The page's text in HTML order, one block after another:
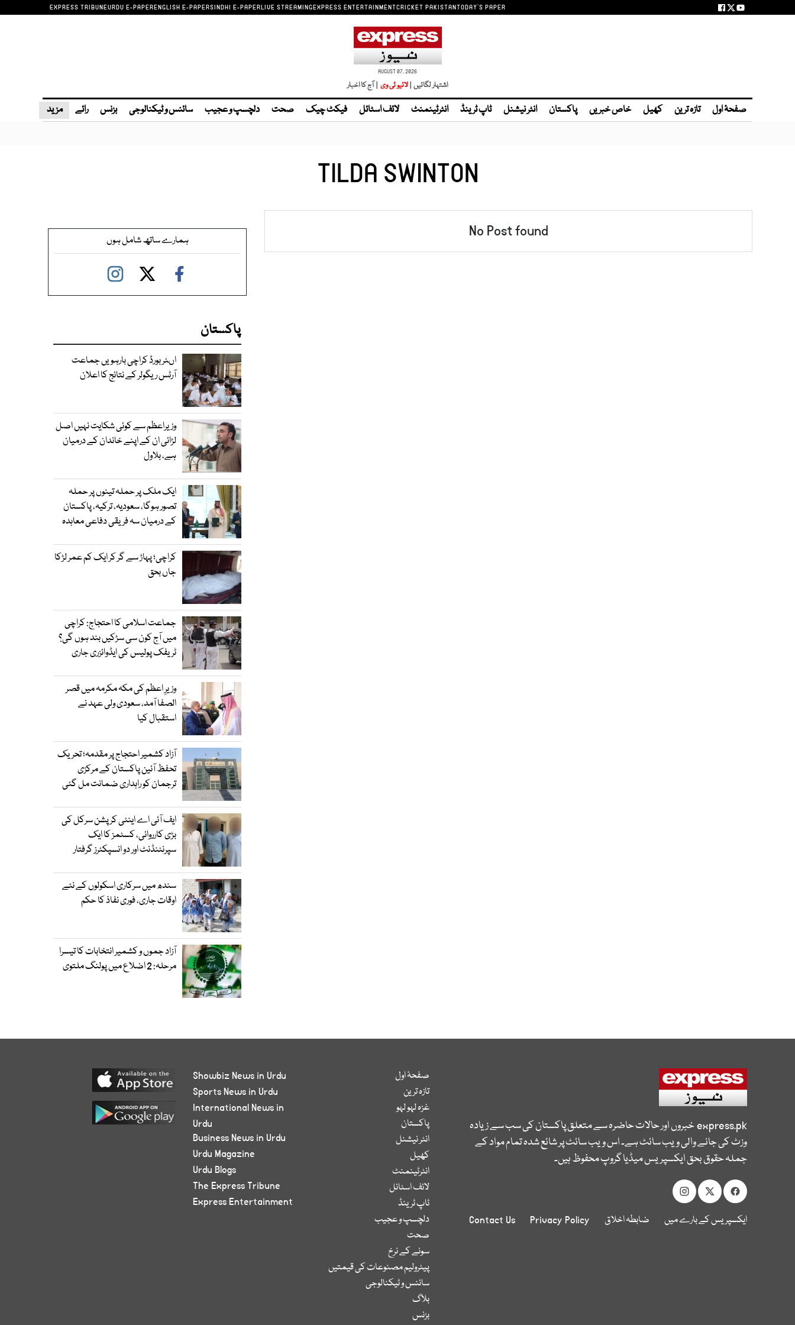
EXPRESS TRIBUNEURDU E-PAPERENGLISH E-PAPERSINDHI E-PAPERLIVE STREAMINGEXPRESS ENTERTAINMENTCRICKET PAKISTANTODAY'S PAPER
AUGUST 07, 2026
اشتہار لگائیں | | آج کا اخبار
صفحۂ اول تازہ ترین کھیل خاص خبریں پاکستان انٹر نیشنل ٹاپ ٹرینڈ انٹرٹینمنٹ لائف اسٹائل فیکٹ چیک صحت دلچسپ و عجیب سائنس و ٹیکنالوجی بزنس رائے مزید
TILDA SWINTON
No Post found ہمارے ساتھ شامل ہوں
پاکستان
اںٹر بورڈ کراچی بارہویں جماعت
آرٹس ریگولر کے نتائج کا اعلان
وزیراعظم سے کوئی شکایت نہیں اصل
لڑائی ان کے اپنے خاندان کے درمیان
ہے، بلاول
ایک ملک پر حملہ تینوں پر حملہ
تصور ہوگا، سعودیہ، ترکیہ، پاکستان
کے درمیان سہ فریقی دفاعی معاہدہ
کراچی؛ پہاڑ سے گر کر ایک کم عمر لڑکا
جاں بحق
جماعت اسلامی کا احتجاج: کراچی
میں آج کون سی سڑکیں بند ہوں گی؟
ٹریفک پولیس کی ایڈوائزری جاری
وزیرِ اعظم کی مکہ مکرمہ میں قصر
الصفا آمد، سعودی ولی عہد نے
استقبال کیا
آزاد کشمیر احتجاج پر مقدمہ؛ تحریک
تحفظ آئین پاکستان کے مرکزی
ترجمان کو راہداری ضمانت مل گئی
ایف آئی اے اینٹی کرپشن سرکل کی
بڑی کارروائی، کسٹمز کا ایک
سپرنٹنڈنٹ اور دو انسپکٹرز گرفتار
سندھ میں سرکاری اسکولوں کے نئے
اوقات جاری، فوری نفاذ کا حکم
آزاد جموں و کشمیر انتخابات کا تیسرا
مرحلہ: 2 اضلاع میں پولنگ ملتوی
express.pkخبروں اور حالات حاضرہ سے متعلق پاکستان کی سب سے زیادہ
وزٹ کی جانے والی ویب سائٹ ہے۔ اس ویب سائٹ پر شائع شدہ تمام مواد کے
جملہ حقوق بحق ایکسپریس میڈیا گروپ محفوظ ہیں۔
ایکسپریس کے بارے میں ضابطہ اخلاق Privacy Policy
Contact Us
صفحۂ اول
تازہ ترین
غزہ لہو لہو
پاکستان
انٹر نیشنل
کھیل
انٹرٹینمنٹ
لائف اسٹائل
ٹاپ ٹرینڈ
دلچسپ و عجیب
صحت
سونے کے نرخ
پیٹرولیم مصنوعات کی قیمتیں
سائنس و ٹیکنالوجی
بلاگ
بزنس
Showbiz News in Urdu
Sports News in Urdu
International News in
Urdu
Business News in Urdu
Urdu Magazine
Urdu Blogs
The Express Tribune
Express Entertainment